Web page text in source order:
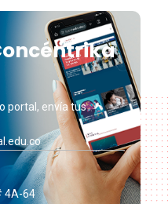
portal, envía tus
4A-64